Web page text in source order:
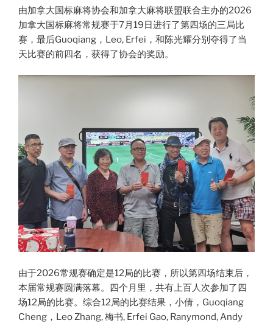
由加拿大国标麻将协会和加拿大麻将联盟联合主办的2026
加拿大国标麻将常规赛于7月19日进行了第四场的三局比
赛，最后Guoqiang，Leo, Erfei，和陈光耀分别夺得了当
天比赛的前四名，获得了协会的奖励。
由于2026常规赛确定是12局的比赛，所以第四场结束后，
本届常规赛圆满落幕。四个月里，共有上百人次参加了四
场12局的比赛。综合12局的比赛结果，小倩，Guoqiang
Cheng，Leo Zhang, 梅书, Erfei Gao, Ranymond, Andy